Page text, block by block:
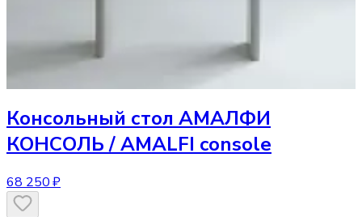
Консольный стол АМАЛФИ
КОНСОЛЬ / AMALFI console
68 250 ₽